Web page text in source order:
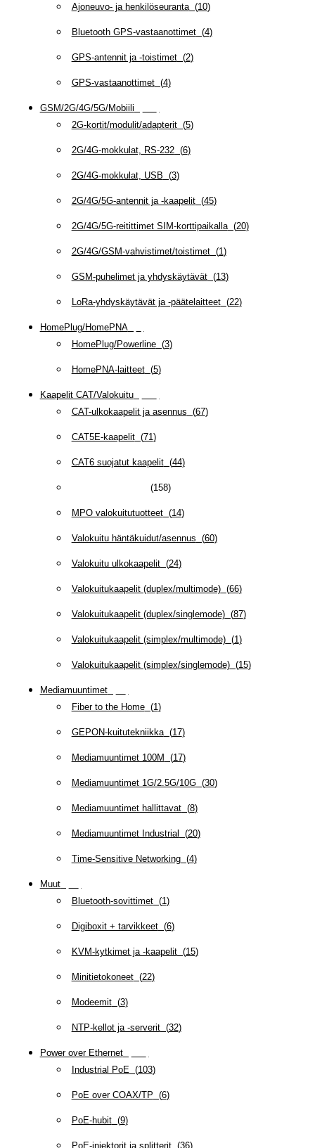
Ajoneuvo- ja henkilöseuranta(10)
Bluetooth GPS-vastaanottimet(4)
GPS-antennit ja -toistimet(2)
GPS-vastaanottimet(4)
GSM/2G/4G/5G/Mobiili
2G-kortit/modulit/adapterit(5)
2G/4G-mokkulat, RS-232(6)
2G/4G-mokkulat, USB (3)
2G/4G/5G-antennit ja -kaapelit(45)
2G/4G/5G-reitittimet SIM-korttipaikalla(20)
2G/4G/GSM-vahvistimet/toistimet(1 )
GSM-puhelimet ja yhdyskäytävät(13)
LoRa-yhdyskäytävät ja -päätelaitteet(22)
HomePlug/HomePNA(
HomePlug/Powerline(3)
HomePNA-laitteet(5)
Kaapelit CAT/Valokuitu(
CAT-ulkokaapelit ja asennus (67)
CAT5E-kaapelit(71 )
CAT6 suojatut kaapelit(44)
(158)
MPO valokuitutuotteet(14)
Valokuitu häntäkuidut/asennus (60)
Valokuitu ulkokaapelit(24)
Valokuitukaapelit (duplex/multimode)(66)
Valokuitukaapelit (duplex/singlemode)(87)
Valokuitukaapelit (simplex/multimode)(1 )
Valokuitukaapelit (simplex/singlemode)(15)
Mediamuuntimet(
Fiber to the Home(1 )
GEPON-kuitutekniikka(17)
Mediamuuntimet 100M (17)
Mediamuuntimet 1G/2.5G/10G(30)
Mediamuuntimet hallittavat(8)
Mediamuuntimet Industrial (20)
Time-Sensitive Networking(4)
Muut(
Bluetooth-sovittimet(1 )
Digiboxit + tarvikkeet(6)
KVM-kytkimet ja -kaapelit(15)
Minitietokoneet(22)
Modeemit(3)
NTP-kellot ja -serverit(32)
Power over Ethernet(
Industrial PoE (103)
PoE over COAX/TP (6)
PoE-hubit(9)
PoE-injektorit ja splitterit(36)